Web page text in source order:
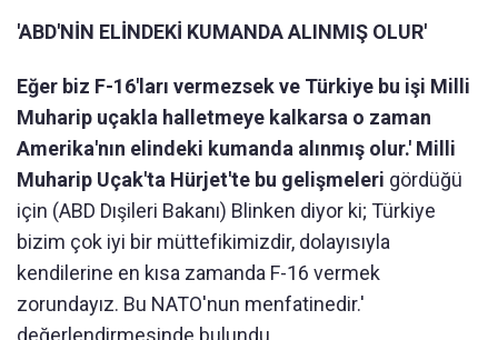
'ABD'NİN ELİNDEKİ KUMANDA ALINMIŞ OLUR'
Eğer biz F-16'ları vermezsek ve Türkiye bu işi Milli
Muharip uçakla halletmeye kalkarsa o zaman
Amerika'nın elindeki kumanda alınmış olur.' Milli
Muharip Uçak'ta Hürjet'te bu gelişmeleri gördüğü
için (ABD Dışileri Bakanı) Blinken diyor ki; Türkiye
bizim çok iyi bir müttefikimizdir, dolayısıyla
kendilerine en kısa zamanda F-16 vermek
zorundayız. Bu NATO'nun menfatinedir.'